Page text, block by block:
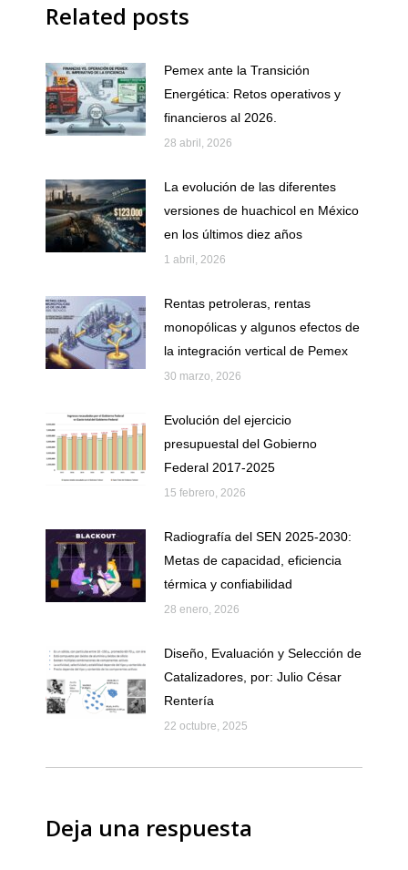
Related posts
Pemex ante la Transición
Energética: Retos operativos y
financieros al 2026.
28 abril, 2026
La evolución de las diferentes
versiones de huachicol en México
en los últimos diez años
1 abril, 2026
Rentas petroleras, rentas
monopólicas y algunos efectos de
la integración vertical de Pemex
30 marzo, 2026
Evolución del ejercicio
presupuestal del Gobierno
Federal 2017-2025
15 febrero, 2026
Radiografía del SEN 2025-2030:
Metas de capacidad, eficiencia
térmica y confiabilidad
28 enero, 2026
Diseño, Evaluación y Selección de
Catalizadores, por: Julio César
Rentería
22 octubre, 2025
Deja una respuesta